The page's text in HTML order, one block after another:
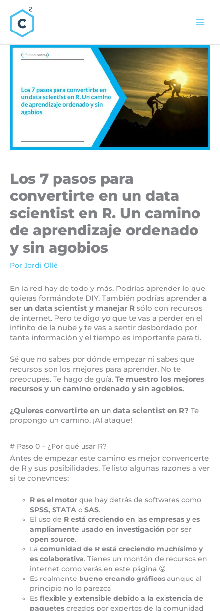
contenido
Los 7 pasos para
convertirte en un data
scientist en R. Un camino
de aprendizaje ordenado
y sin agobios
Por Jordi Ollé
En la red hay de todo y más. Podrías aprender lo que
quieras formándote DIY. También podrías aprender a
ser un data scientist y manejar R sólo con recursos
de internet. Pero te digo yo que te vas a perder en el
infinito de la nube y te vas a sentir desbordado por
tanta información y el tiempo es importante para ti.
Sé que no sabes por dónde empezar ni sabes que
recursos son los mejores para aprender. No te
preocupes. Te hago de guía. Te muestro los mejores
recursos y un camino ordenado y sin agobios.
¿Quieres convertirte en un data scientist en R? Te
propongo un camino. ¡Al ataque!
# Paso 0 – ¿Por qué usar R?
Antes de empezar este camino es mejor convencerte
de R y sus posibilidades. Te listo algunas razones a ver
si te conevnces:
R es el motor que hay detrás de softwares como
SPSS, STATAo SAS.
El uso de R está creciendo en las empresas y es
ampliamente usado en investigación por ser
open source.
La comunidad de R está creciendo muchísimo y
es colaborativa. Tienes un montón de recursos en
internet como verás en este página 😛
Es realmente bueno creando gráficos aunque al
principio no lo parezca
Esflexible y extensible debido a la existencia de
paquetes creados por expertos de la comunidad